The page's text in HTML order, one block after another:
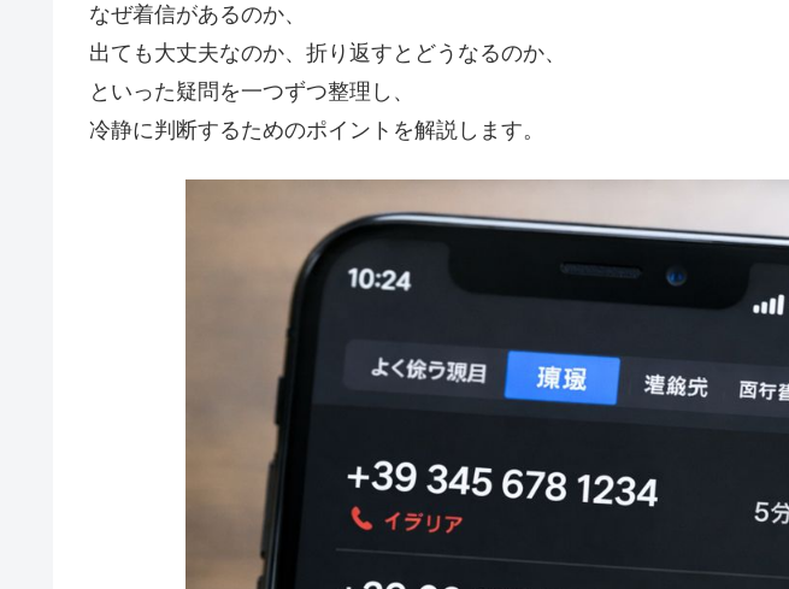
なぜ着信があるのか、
出ても大丈夫なのか、折り返すとどうなるのか、
といった疑問を一つずつ整理し、
冷静に判断するためのポイントを解説します。